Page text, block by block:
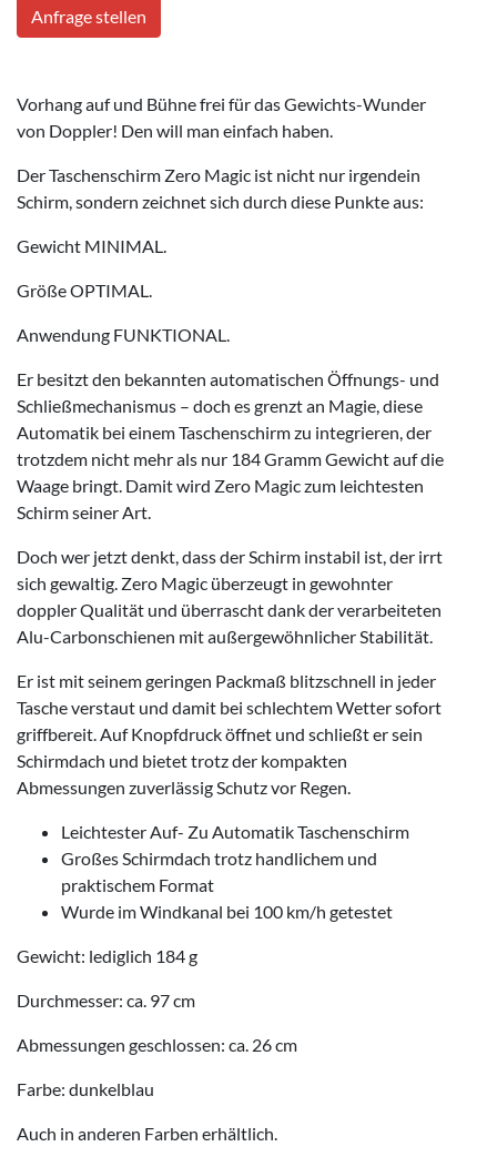
Anfrage stellen
Vorhang auf und Bühne frei für das Gewichts-Wunder
von Doppler! Den will man einfach haben.
Der Taschenschirm Zero Magic ist nicht nur irgendein
Schirm, sondern zeichnet sich durch diese Punkte aus:
Gewicht MINIMAL.
Größe OPTIMAL.
Anwendung FUNKTIONAL.
Er besitzt den bekannten automatischen Öffnungs- und
Schließmechanismus – doch es grenzt an Magie, diese
Automatik bei einem Taschenschirm zu integrieren, der
trotzdem nicht mehr als nur 184 Gramm Gewicht auf die
Waage bringt. Damit wird Zero Magic zum leichtesten
Schirm seiner Art.
Doch wer jetzt denkt, dass der Schirm instabil ist, der irrt
sich gewaltig. Zero Magic überzeugt in gewohnter
doppler Qualität und überrascht dank der verarbeiteten
Alu-Carbonschienen mit außergewöhnlicher Stabilität.
Er ist mit seinem geringen Packmaß blitzschnell in jeder
Tasche verstaut und damit bei schlechtem Wetter sofort
griffbereit. Auf Knopfdruck öffnet und schließt er sein
Schirmdach und bietet trotz der kompakten
Abmessungen zuverlässig Schutz vor Regen.
Leichtester Auf- Zu Automatik Taschenschirm
Großes Schirmdach trotz handlichem und
praktischem Format
Wurde im Windkanal bei 100 km/h getestet
Gewicht: lediglich 184 g
Durchmesser: ca. 97 cm
Abmessungen geschlossen: ca. 26 cm
Farbe: dunkelblau
Auch in anderen Farben erhältlich.